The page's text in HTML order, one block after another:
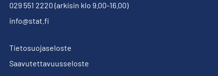
029 551 2220 (arkisin klo 9.00-16.00)
info@stat.fi
Tietosuojaseloste
Saavutettavuusseloste